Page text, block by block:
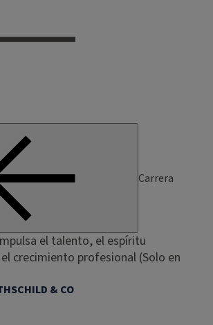
Carrera
el talento, el espíritu
crecimiento profesional (Solo en
& CO